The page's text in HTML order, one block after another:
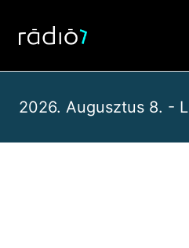
content
2026. Augusztus 8. -